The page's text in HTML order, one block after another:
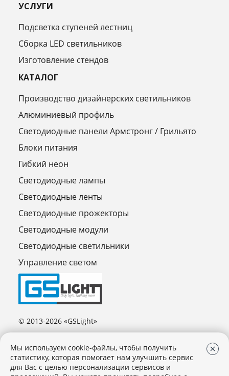
Мы используем cookie-файлы, чтобы получить
статистику, которая помогает нам улучшить сервис
для Вас с целью персонализации сервисов и
УСЛУГИ
Подсветка ступеней лестниц
Сборка LED светильников
Изготовление стендов
КАТАЛОГ
Производство дизайнерских светильников
Алюминиевый профиль
Светодиодные панели Армстронг / Грильято
Блоки питания
Гибкий неон
Светодиодные лампы
Светодиодные ленты
Светодиодные прожекторы
Светодиодные модули
Светодиодные светильники
Управление светом
© 2013-2026 «GSLight»